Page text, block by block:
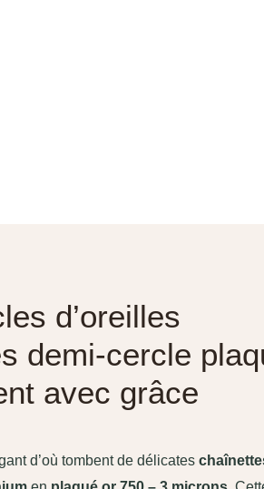
d’oreilles
demi-cercle
avec grâce
d’où tombent de délicates